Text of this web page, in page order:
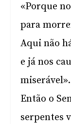
«Porque
para
Aqui não
e já nos
miserável».
Então o
serpentes